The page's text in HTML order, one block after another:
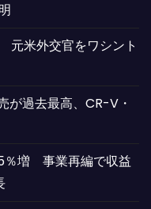
米外交官をワシント
過去最高、CR-V・
％増 事業再編で収益